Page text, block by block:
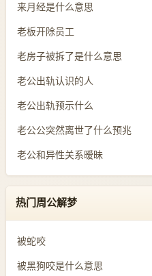
来月经是什么意思
老板开除员工
老房子被拆了是什么意思
老公出轨认识的人
老公出轨预示什么
老公公突然离世了什么预兆
老公和异性关系暧昧
热门周公解梦
被蛇咬
被黑狗咬是什么意思